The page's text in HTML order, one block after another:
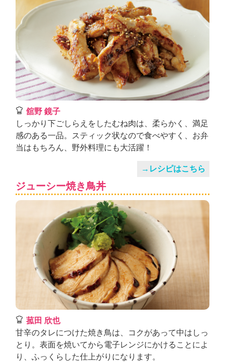
舘野 鏡子
しっかり下ごしらえをしたむね肉は、柔らかく、満足
感のある一品。スティック状なので食べやすく、お弁
当はもちろん、野外料理にも大活躍！
→レシピはこちら
ジューシー焼き鳥丼
菰田 欣也
甘辛のタレにつけた焼き鳥は、コクがあって中はしっ
とり。表面を焼いてから電子レンジにかけることによ
り、ふっくらした仕上がりになります。